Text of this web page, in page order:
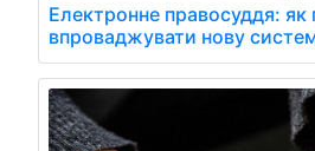
Електронне правосуддя: як
впроваджувати нову